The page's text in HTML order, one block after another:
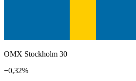
OMX Stockholm 30
−0,32%